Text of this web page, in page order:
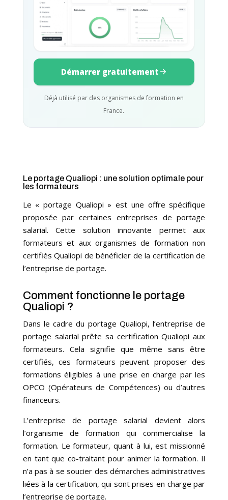
Démarrer gratuitement
Déjà utilisé par des organismes de formation en
France.
Le portage Qualiopi : une solution optimale pour
les formateurs
Le « portage Qualiopi » est une offre spécifique
proposée par certaines entreprises de portage
salarial. Cette solution innovante permet aux
formateurs et aux organismes de formation non
certifiés Qualiopi de bénéficier de la certification de
l’entreprise de portage.
Comment fonctionne le portage
Qualiopi ?
Dans le cadre du portage Qualiopi, l’entreprise de
portage salarial prête sa certification Qualiopi aux
formateurs. Cela signifie que même sans être
certifiés, ces formateurs peuvent proposer des
formations éligibles à une prise en charge par les
OPCO (Opérateurs de Compétences) ou d’autres
financeurs.
L’entreprise de portage salarial devient alors
l’organisme de formation qui commercialise la
formation. Le formateur, quant à lui, est missionné
en tant que co-traitant pour animer la formation. Il
n’a pas à se soucier des démarches administratives
liées à la certification, qui sont prises en charge par
l’entreprise de portage.